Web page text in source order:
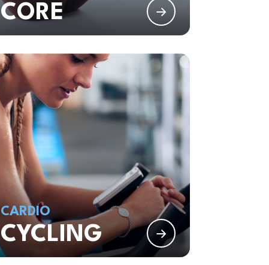
CORE
CARDIO
CYCLING